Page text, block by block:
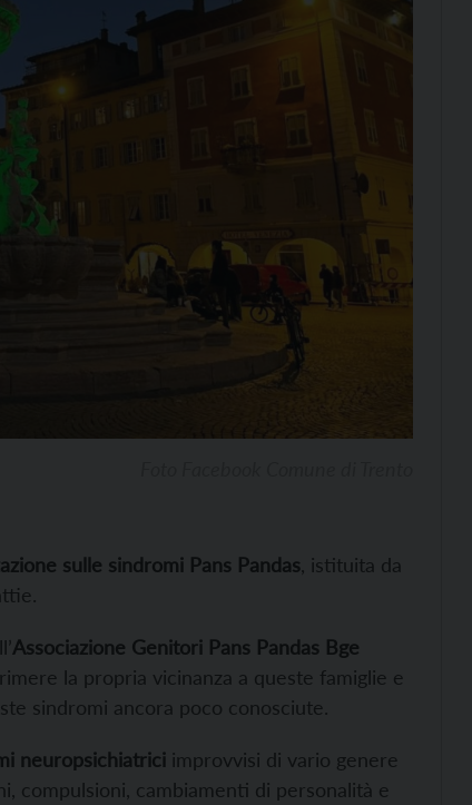
sulle sindromi Pans Pandas , istituita da
Associazione Genitori Pans Pandas Bge
la propria vicinanza a queste famiglie e
sindromi ancora poco conosciute.
neuropsichiatrici improvvisi di vario genere
compulsioni, cambiamenti di personalità e